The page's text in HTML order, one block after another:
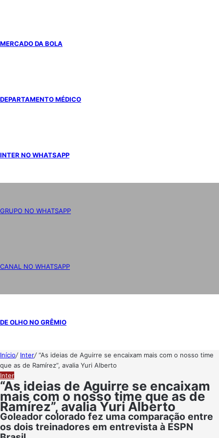
MERCADO DA BOLA
DEPARTAMENTO MÉDICO
INTER NO WHATSAPP
GRUPO NO WHATSAPP
CANAL NO WHATSAPP
DE OLHO NO GRÊMIO
Início/ Inter/“As ideias de Aguirre se encaixam mais com o nosso time
que as de Ramírez”, avalia Yuri Alberto
Inter
“As ideias de Aguirre se encaixam
mais com o nosso time que as de
Ramírez”, avalia Yuri Alberto
Goleador colorado fez uma comparação entre
os dois treinadores em entrevista à ESPN